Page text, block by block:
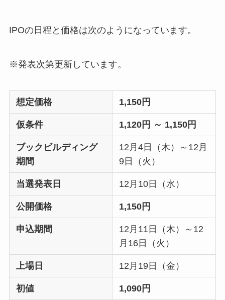
IPOの日程と価格は次のようになっています。
※発表次第更新しています。
想定価格 1,150円
仮条件 1,120円 ～ 1,150円
ブックビルディング
期間
12月4日（木）～12月
9日（火）
当選発表日 12月10日（水）
公開価格 1,150円
申込期間
12月11日（木）～12
月16日（火）
上場日 12月19日（金）
初値 1,090円